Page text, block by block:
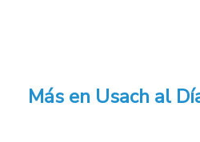
Más en Usach al